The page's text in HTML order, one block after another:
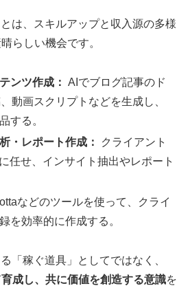
は、スキルアップと収入源の多様
らしい機会です。
ンツ作成： AIでブログ記事のド
動画スクリプトなどを生成し、
する。
・レポート作成：
クライアント
任せ、インサイト抽出やレポート
などのツールを使って、クライ
を効率的に作成する。
「稼ぐ道具」としてではなく、
育成し、共に価値を創造する意識を